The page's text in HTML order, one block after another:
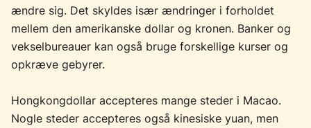
ændre sig. Det skyldes især ændringer i forholdet
mellem den amerikanske dollar og kronen. Banker og
vekselbureauer kan også bruge forskellige kurser og
opkræve gebyrer.
Hongkongdollar accepteres mange steder i Macao.
Nogle steder accepteres også kinesiske yuan, men